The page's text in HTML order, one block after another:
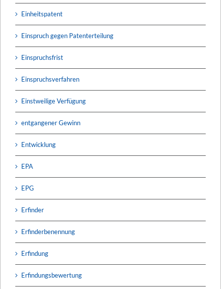
Einheitspatent
Einspruch gegen Patenterteilung
Einspruchsfrist
Einspruchsverfahren
Einstweilige Verfügung
entgangener Gewinn
Entwicklung
EPA
EPG
Erfinder
Erfinderbenennung
Erfindung
Erfindungsbewertung